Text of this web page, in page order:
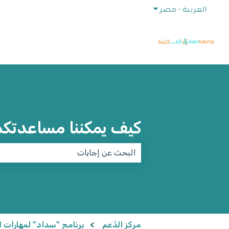
العربية - مصر إظهار القائمة الفرعية للترجمات
كيف يمكننا
مركز الدّعم برنامج "سداد" لمهارات